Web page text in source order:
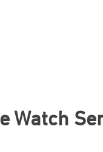
Watch